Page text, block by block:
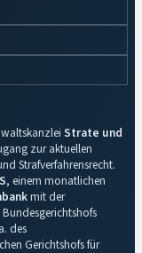
Strate und
zur aktuellen
Strafverfahrensrecht.
, einem monatlichen
mit der
des
Gerichtshofs für